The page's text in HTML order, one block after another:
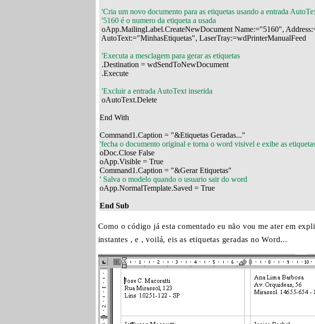
'Cria um novo documento para as etiquetas usando a entrada
'5160 é o numero da etiqueta a usada
oApp.MailingLabel.CreateNewDocument Name:="5160",
AutoText:="MinhasEtiquetas", LaserTray:=wdPrinterManualFeed
'Executa a mesclagem para gerar as etiquetas
.Destination = wdSendToNewDocument
.Execute
'Excluir a entrada AutoText inserida
oAutoText.Delete
End With
'fecha o documento original e torna o word visivel e exibe as
oDoc.Close False
oApp.Visible = True
' Salva o modelo quando o usuario sair do word
oApp.NormalTemplate.Saved = True
End Sub
Como o código já esta comentado eu não vou me ater em
instantes , e , voilá, eis as etiquetas geradas no Word...